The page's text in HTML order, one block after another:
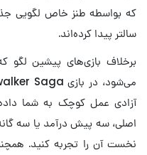
که بواسطه طنز خاص لگویی
سالتر پیدا کرده‌اند.
برخلاف بازی‌های پیشین
آزادی عمل کوچک به شما
اصلی، سه پیش درآمد یا سه
نخست آن را تجربه کنید.